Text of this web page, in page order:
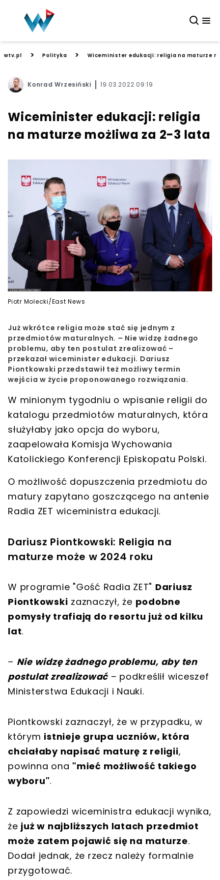
wtv.pl > Polityka > Wiceminister edukacji: religia na maturze
Konrad Wrzesiński 19.03.2022 09:19
Wiceminister edukacji: religia
na maturze możliwa za 2-3 lata
Piotr Molecki/East News
Już wkrótce religia może stać się jednym z
przedmiotów maturalnych. – Nie widzę żadnego
problemu, aby ten postulat zrealizować –
przekazał wiceminister edukacji. Dariusz
Piontkowski przedstawił też możliwy termin
wejścia w życie proponowanego rozwiązania.
W minionym tygodniu o wpisanie religii do
katalogu przedmiotów maturalnych, która
służyłaby jako opcja do wyboru,
zaapelowała Komisja Wychowania
Katolickiego Konferencji Episkopatu Polski.
O możliwość dopuszczenia przedmiotu do
matury zapytano goszczącego na antenie
Radia ZET wiceministra edukacji.
Dariusz Piontkowski: Religia na
maturze może w 2024 roku
W programie "Gość Radia ZET" Dariusz
Piontkowski zaznaczył, że podobne
pomysły trafiają do resortu już od kilku
lat.
– Nie widzę żadnego problemu, aby ten
postulat zrealizować – podkreślił wiceszef
Ministerstwa Edukacji i Nauki.
Piontkowski zaznaczył, że w przypadku, w
którym istnieje grupa uczniów, która
chciałaby napisać maturę z religii,
powinna ona "mieć możliwość takiego
wyboru".
Z zapowiedzi wiceministra edukacji wynika,
że już w najbliższych latach przedmiot
może zatem pojawić się na maturze.
Dodał jednak, że rzecz należy formalnie
przygotować.